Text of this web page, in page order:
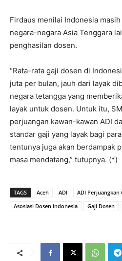
Firdaus menilai Indonesia
negara-negara Asia Tenggara
penghasilan dosen.
“Rata-rata gaji dosen di
juta per bulan, jauh dari layak
negara tetangga yang
layak untuk dosen. Untuk itu,
perjuangan kawan-kawan ADI
standar gaji yang layak bagi
tentunya juga akan berdampak
masa mendatang,” tutupnya. (*)
TAGS Aceh ADI
ADI Perjuangkan
Asosiasi Dosen Indonesia
Gaji Dosen